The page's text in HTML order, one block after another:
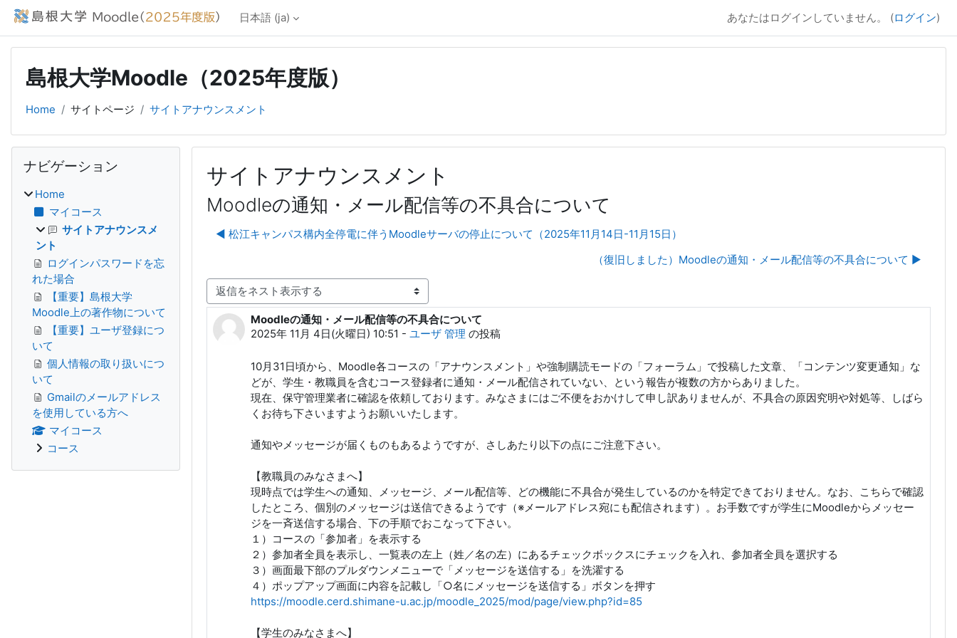
メインコンテンツへスキップする
日本語 ‎(ja)‎ あなたはログインしていません。 (ログイン)
島根大学Moodle（2025年度版）
Home サイトページ サイトアナウンスメント
サイトアナウンスメント
Moodleの通知・メール配信等の不具合について
◀︎ 松江キャンパス構内全停電に伴うMoodleサーバの停止について（2025年11月14日-11月15日）
（復旧しました）Moodleの通知・メール配信等の不具合について ▶︎
表示モード
Moodleの通知・メール配信等の不具合について
2025年 11月 4日(火曜日) 10:51 - ユーザ 管理 の投稿
返信数: 0
10月31日頃から、Moodle各コースの「アナウンスメント」や強制購読モードの「フォーラム」で投稿した文章、「コンテンツ変更通知」な
どが、学生・教職員を含むコース登録者に通知・メール配信されていない、という報告が複数の方からありました。
現在、保守管理業者に確認を依頼しております。みなさまにはご不便をおかけして申し訳ありませんが、不具合の原因究明や対処等、しばら
くお待ち下さいますようお願いいたします。
通知やメッセージが届くものもあるようですが、さしあたり以下の点にご注意下さい。
【教職員のみなさまへ】
現時点では学生への通知、メッセージ、メール配信等、どの機能に不具合が発生しているのかを特定できておりません。なお、こちらで確認
したところ、個別のメッセージは送信できるようです（※メールアドレス宛にも配信されます）。お手数ですが学生にMoodleからメッセー
ジを一斉送信する場合、下の手順でおこなって下さい。
１）コースの「参加者」を表示する
２）参加者全員を表示し、一覧表の左上（姓／名の左）にあるチェックボックスにチェックを入れ、参加者全員を選択する
３）画面最下部のプルダウンメニューで「メッセージを送信する」を洗濯する
４）ポップアップ画面に内容を記載し「○名にメッセージを送信する」ボタンを押す
https://moodle.cerd.shimane-u.ac.jp/moodle_2025/mod/page/view.php?id=85
【学生のみなさまへ】
ブロック
ナビゲーション
Home
マイコース
サイトアナウンスメ
ント
ログインパスワードを忘
れた場合
【重要】島根大学
Moodle上の著作物について
【重要】ユーザ登録につ
いて
個人情報の取り扱いにつ
いて
Gmailのメールアドレス
を使用している方へ
マイコース
コース